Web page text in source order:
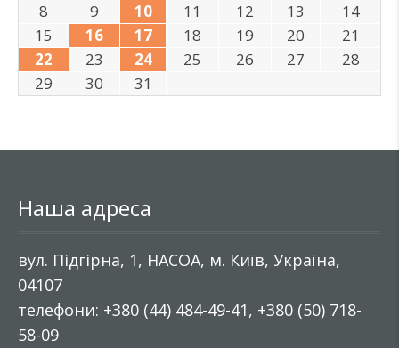
8
9 10 11 12 13
14
15
16 17 18 19 20
21
22
23 24 25 26 27
28
29
30 31
Наша адреса
вул. Підгірна, 1, НАСОА, м. Київ, Україна,
04107
телефони: +380 (44) 484-49-41, +380 (50) 718-
58-09